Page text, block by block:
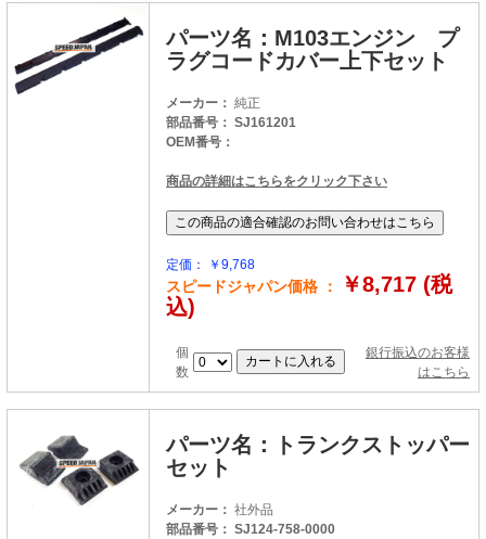
パーツ名：M103エンジン プ
ラグコードカバー上下セット
メーカー： 純正
部品番号： SJ161201
OEM番号：
商品の詳細はこちらをクリック下さい
定価： ￥9,768
スピードジャパン価格 ：
￥8,717 (税
込)
個
数
銀行振込のお客様
はこちら
パーツ名：トランクストッパー
セット
メーカー： 社外品
部品番号： SJ124-758-0000